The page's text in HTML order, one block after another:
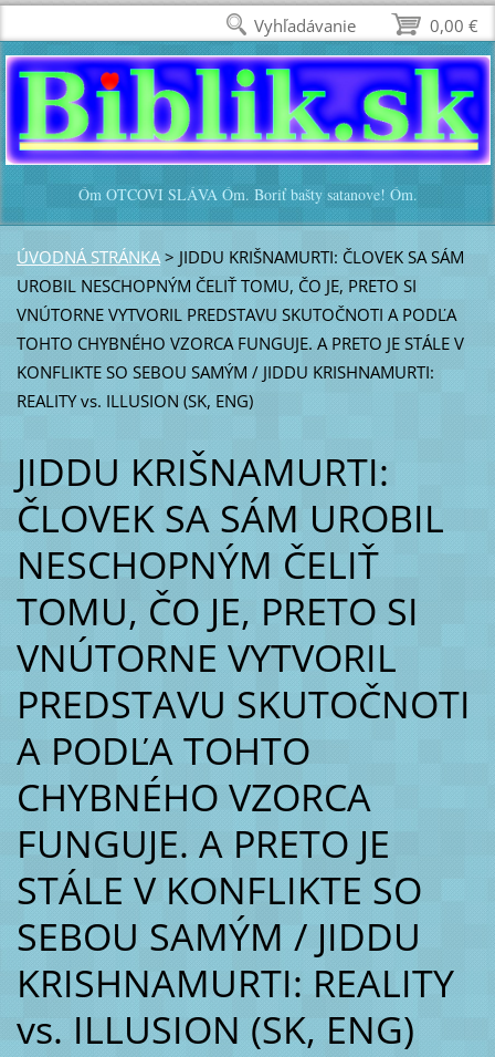
Óm OTCOVI SLÁVA Óm. Boriť bašty satanove! Óm.
ÚVODNÁ STRÁNKA > JIDDU KRIŠNAMURTI: ČLOVEK SA SÁM
UROBIL NESCHOPNÝM ČELIŤ TOMU, ČO JE, PRETO SI
VNÚTORNE VYTVORIL PREDSTAVU SKUTOČNOTI A PODĽA
TOHTO CHYBNÉHO VZORCA FUNGUJE. A PRETO JE STÁLE V
KONFLIKTE SO SEBOU SAMÝM / JIDDU KRISHNAMURTI:
REALITY vs. ILLUSION (SK, ENG)
JIDDU KRIŠNAMURTI:
ČLOVEK SA SÁM UROBIL
NESCHOPNÝM ČELIŤ
TOMU, ČO JE, PRETO SI
VNÚTORNE VYTVORIL
PREDSTAVU SKUTOČNOTI
A PODĽA TOHTO
CHYBNÉHO VZORCA
FUNGUJE. A PRETO JE
STÁLE V KONFLIKTE SO
SEBOU SAMÝM / JIDDU
KRISHNAMURTI: REALITY
vs. ILLUSION (SK, ENG)
0,00 €
Vyhľadávanie